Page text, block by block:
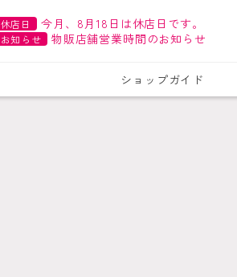
休店日 今月、8月18日は休店日です。
お知らせ 物販店舗営業時間のお知らせ
ショップガイド